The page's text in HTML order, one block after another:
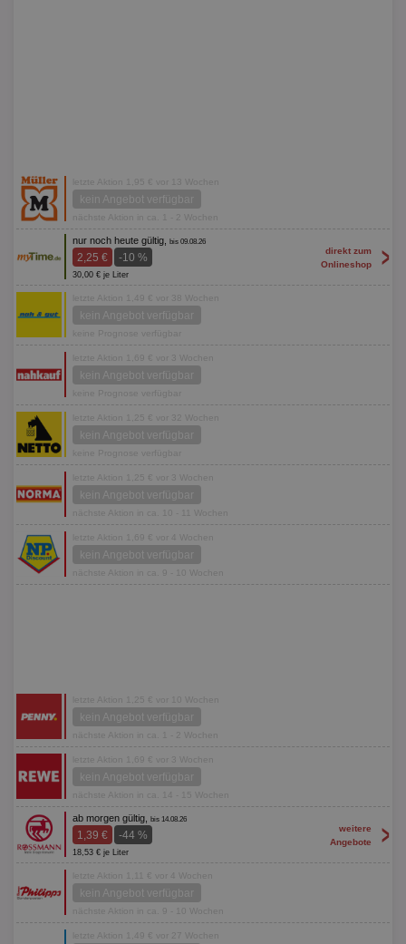
letzte Aktion 1,95 € vor 13 Wochen
kein Angebot verfügbar
nächste Aktion in ca. 1 - 2 Wochen
nur noch heute gültig, bis 09.08.26
2,25 € -10 %
30,00 € je Liter
direkt zum
Onlineshop
>
letzte Aktion 1,49 € vor 38 Wochen
kein Angebot verfügbar
keine Prognose verfügbar
letzte Aktion 1,69 € vor 3 Wochen
kein Angebot verfügbar
keine Prognose verfügbar
letzte Aktion 1,25 € vor 32 Wochen
kein Angebot verfügbar
keine Prognose verfügbar
letzte Aktion 1,25 € vor 3 Wochen
kein Angebot verfügbar
nächste Aktion in ca. 10 - 11 Wochen
letzte Aktion 1,69 € vor 4 Wochen
kein Angebot verfügbar
nächste Aktion in ca. 9 - 10 Wochen
letzte Aktion 1,25 € vor 10 Wochen
kein Angebot verfügbar
nächste Aktion in ca. 1 - 2 Wochen
letzte Aktion 1,69 € vor 3 Wochen
kein Angebot verfügbar
nächste Aktion in ca. 14 - 15 Wochen
ab morgen gültig, bis 14.08.26
1,39 € -44 %
18,53 € je Liter
weitere
Angebote
>
letzte Aktion 1,11 € vor 4 Wochen
kein Angebot verfügbar
nächste Aktion in ca. 9 - 10 Wochen
letzte Aktion 1,49 € vor 27 Wochen